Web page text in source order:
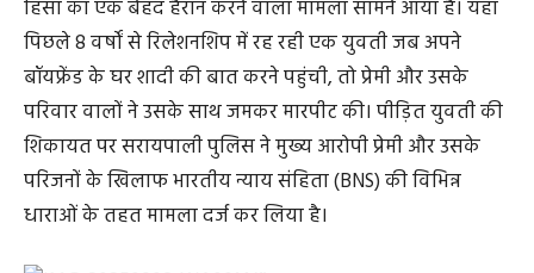
हिंसा का एक बेहद हैरान करने वाला मामला सामने आया है। यहाँ
पिछले 8 वर्षों से रिलेशनशिप में रह रही एक युवती जब अपने
बॉयफ्रेंड के घर शादी की बात करने पहुंची, तो प्रेमी और उसके
परिवार वालों ने उसके साथ जमकर मारपीट की। पीड़ित युवती की
शिकायत पर सरायपाली पुलिस ने मुख्य आरोपी प्रेमी और उसके
परिजनों के खिलाफ भारतीय न्याय संहिता (BNS) की विभिन्न
धाराओं के तहत मामला दर्ज कर लिया है।